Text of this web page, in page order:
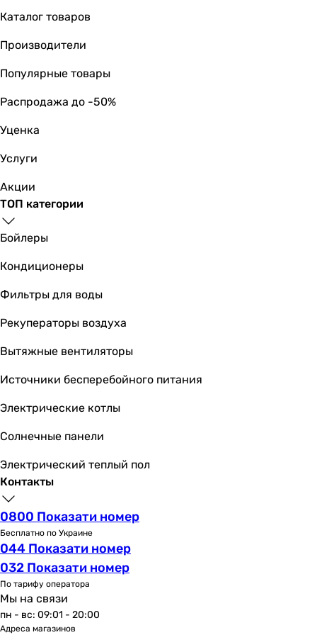
комплект фильтров
комплект фильтров
комплект фильтров
комплект фильтров
4 шт
4 шт
4 шт
3 шт
5 шт
5 шт
3 шт
3 шт
Вид
универсальный
универсальный
универсальный
универсальный
универсальный
универсальный
универсальный
Эффективная очистка
от механических загрязнений, от нефтепродуктов, от
от мутности, от механических загрязнений, от
от неприятного вкуса, от неприятного запаха, от
от органических соединений, от мутности, от песка, от
от нефтепродуктов, от песка, от ржавчины, от тяжелых
от бактерий, от вирусов, от железа, от механических
Каталог товаров
Производители
Популярные товары
Распродажа до -50%
Уценка
Услуги
Акции
ТОП категории
Бойлеры
Кондиционеры
Фильтры для воды
Рекуператоры воздуха
Вытяжные вентиляторы
Источники бесперебойного питания
Электрические котлы
Солнечные панели
Электрический теплый пол
Контакты
0800 Показати номер
Бесплатно по Украине
044 Показати номер
032 Показати номер
По тарифу оператора
Мы на связи
пн - вс: 09:01 - 20:00
Адреса магазинов